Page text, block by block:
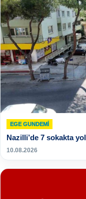
EGE GUNDEMİ
Nazilli’de 7 sokakta
10.08.2026